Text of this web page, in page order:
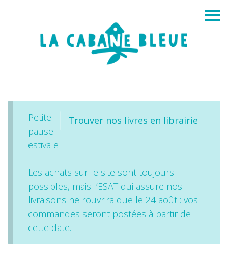
Trouver nos livres en librairie
Petite
pause
estivale !
Les achats sur le site sont toujours
possibles, mais l’ESAT qui assure nos
livraisons ne rouvrira que le 24 août : vos
commandes seront postées à partir de
cette date.